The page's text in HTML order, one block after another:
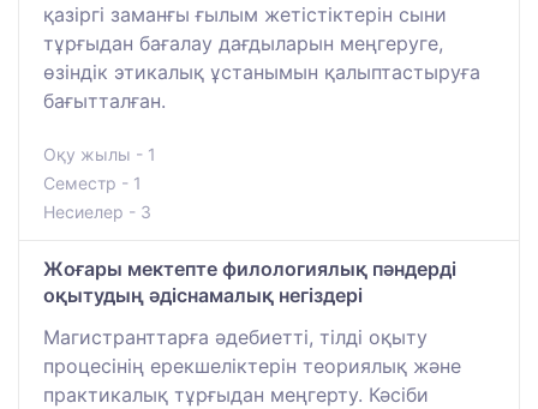
қазіргі заманғы ғылым жетістіктерін сыни
тұрғыдан бағалау дағдыларын меңгеруге,
өзіндік этикалық ұстанымын қалыптастыруға
бағытталған.
Оқу жылы - 1
Семестр - 1
Несиелер - 3
Жоғары мектепте филологиялық пәндерді
оқытудың әдіснамалық негіздері
Магистранттарға әдебиетті, тілді оқыту
процесінің ерекшеліктерін теориялық және
практикалық тұрғыдан меңгерту. Кәсіби